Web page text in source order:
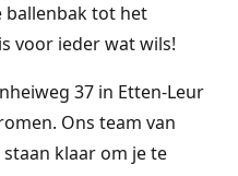
ballenbak tot het
voor ieder wat wils!
37 in Etten-Leur
Ons team van
klaar om je te